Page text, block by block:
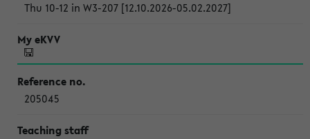
Thu 10-12 in W3-207 [12.10.2026-05.02.2027]
205045